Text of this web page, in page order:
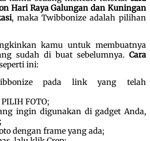
Hari Raya Galungan dan Kuningan
, maka Twibbonize adalah pilihan
kamu untuk membuatnya
sudah di buat sebelumnya. Cara
ini:
pada link yang telah
FOTO;
ingin digunakan di gadget Anda,
dengan frame yang ada;